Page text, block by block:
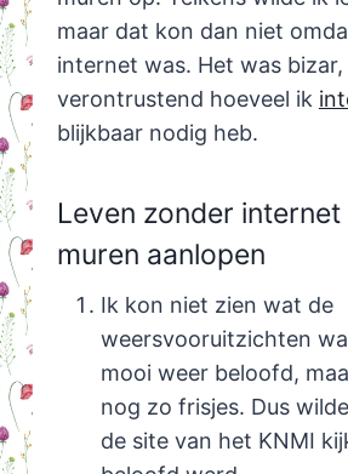
maar dat kon dan niet
internet was. Het was bizar,
verontrustend hoeveel ik
blijkbaar nodig heb.
Leven zonder
muren aanlopen
Ik kon niet zien wat de
weersvooruitzichten
mooi weer beloofd,
nog zo frisjes. Dus
de site van het KNMI